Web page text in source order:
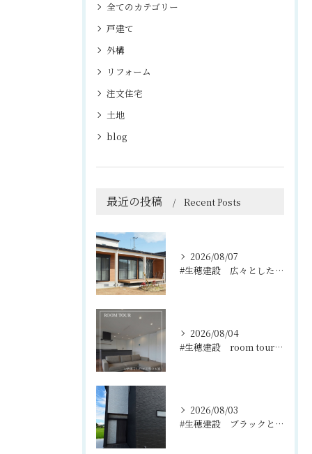
全てのカテゴリー
戸建て
外構
リフォーム
注文住宅
土地
blog
最近の投稿 Recent Posts
2026/08/07
#生穂建設 広々としたウッドデッキは、室内と庭を繋ぐ心地よい...
2026/08/04
#生穂建設 room tour🏠
2026/08/03
#生穂建設 ブラックとグレーのコントラストがスタイリッシュな...